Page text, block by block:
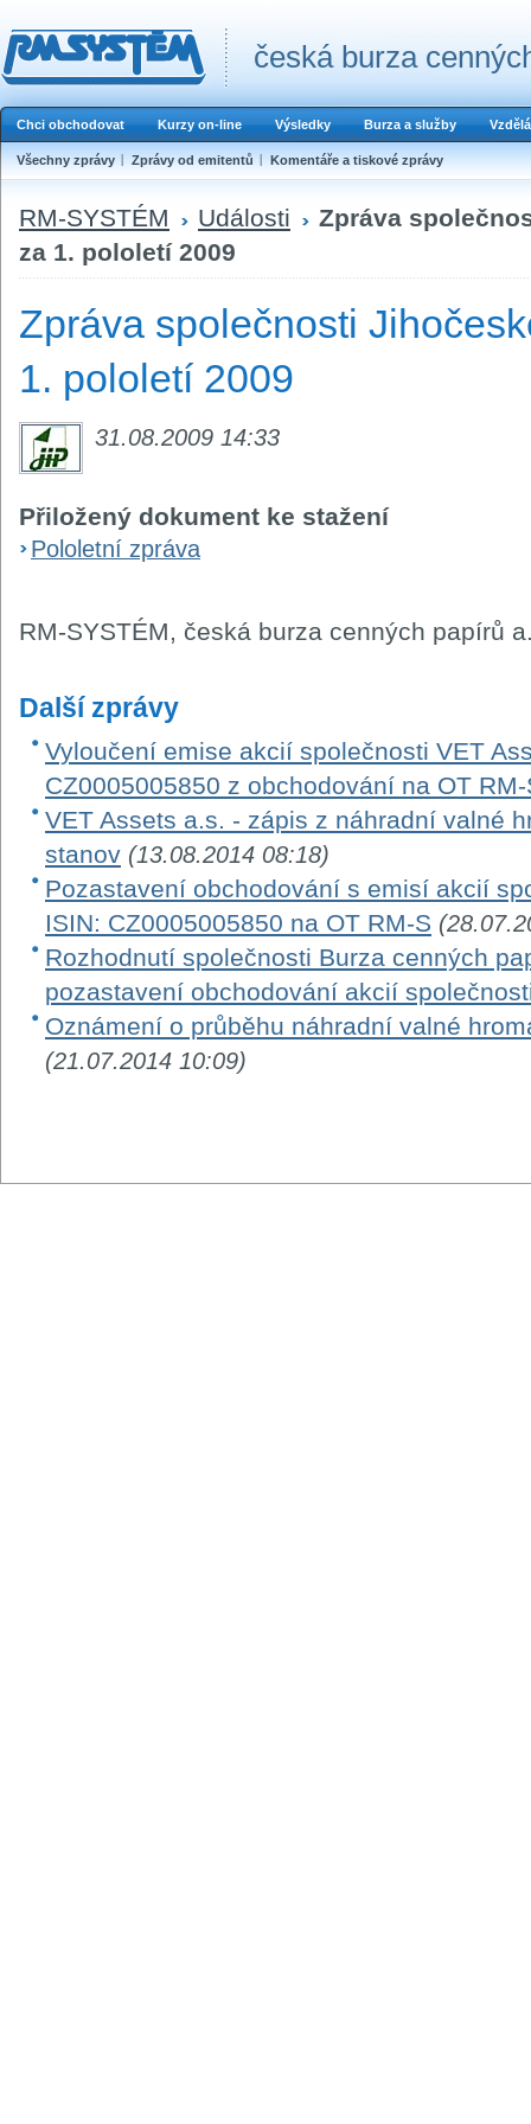
česká burza
Chci obchodovat Kurzy on-line Výsledky Burza a služby
Všechny zprávy Zprávy od emitentů Komentáře a tiskové zprávy
RM-SYSTÉM Události
Zpráva
za 1. pololetí 2009
Zpráva společnosti
1. pololetí 2009
31.08.2009 14:33
Přiložený dokument ke stažení
Pololetní zpráva
RM-SYSTÉM, česká burza cenných papírů
Další zprávy
Vyloučení emise akcií společnosti VET
CZ0005005850 z obchodování na OT RM-
VET Assets a.s. - zápis z náhradní valné
stanov (13.08.2014 08:18)
Pozastavení obchodování s emisí akcií
ISIN: CZ0005005850 na OT RM-S
Rozhodnutí společnosti Burza cenných
pozastavení obchodování akcií
Oznámení o průběhu náhradní valné
(21.07.2014 10:09)